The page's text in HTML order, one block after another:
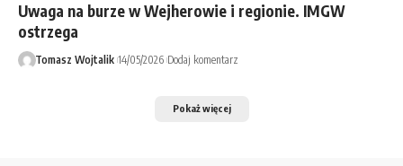
Uwaga na burze w Wejherowie i regionie. IMGW
ostrzega
Tomasz Wojtalik 14/05/2026 Dodaj komentarz
Pokaż więcej